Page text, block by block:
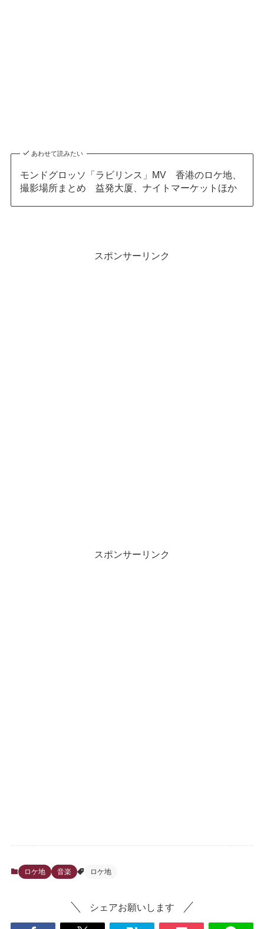
あわせて読みたい
モンドグロッソ「ラビリンス」MV 香港のロケ地、
撮影場所まとめ 益発大厦、ナイトマーケットほか
スポンサーリンク
スポンサーリンク
ロケ地 音楽 ロケ地
シェアお願いします